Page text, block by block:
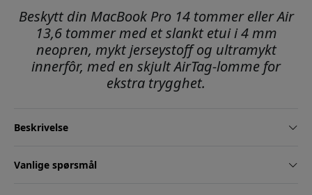
Beskytt din MacBook Pro 14 tommer eller Air
13,6 tommer med et slankt etui i 4 mm
neopren, mykt jerseystoff og ultramykt
innerfôr, med en skjult AirTag-lomme for
ekstra trygghet.
Beskrivelse
Vanlige spørsmål